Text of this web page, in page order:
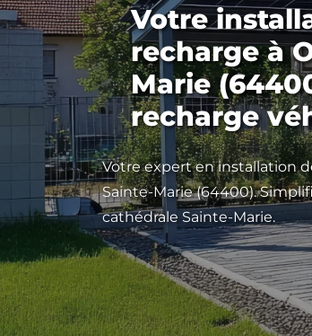
Votre
recharge à
Marie
recharge
Votre expert en installation
Sainte-Marie (64400).
cathédrale Sainte-Marie.